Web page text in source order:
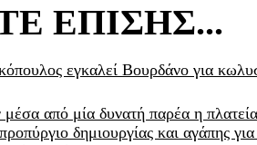
ΕΠΙΣΗΣ...
εγκαλεί Βουρδάνο για
από μία δυνατή παρέα η
δημιουργίας και αγάπης